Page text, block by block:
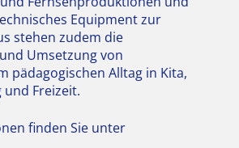
Equipment zur
stehen zudem die
Umsetzung von
pädagogischen Alltag in Kita,
und Freizeit.
finden Sie unter